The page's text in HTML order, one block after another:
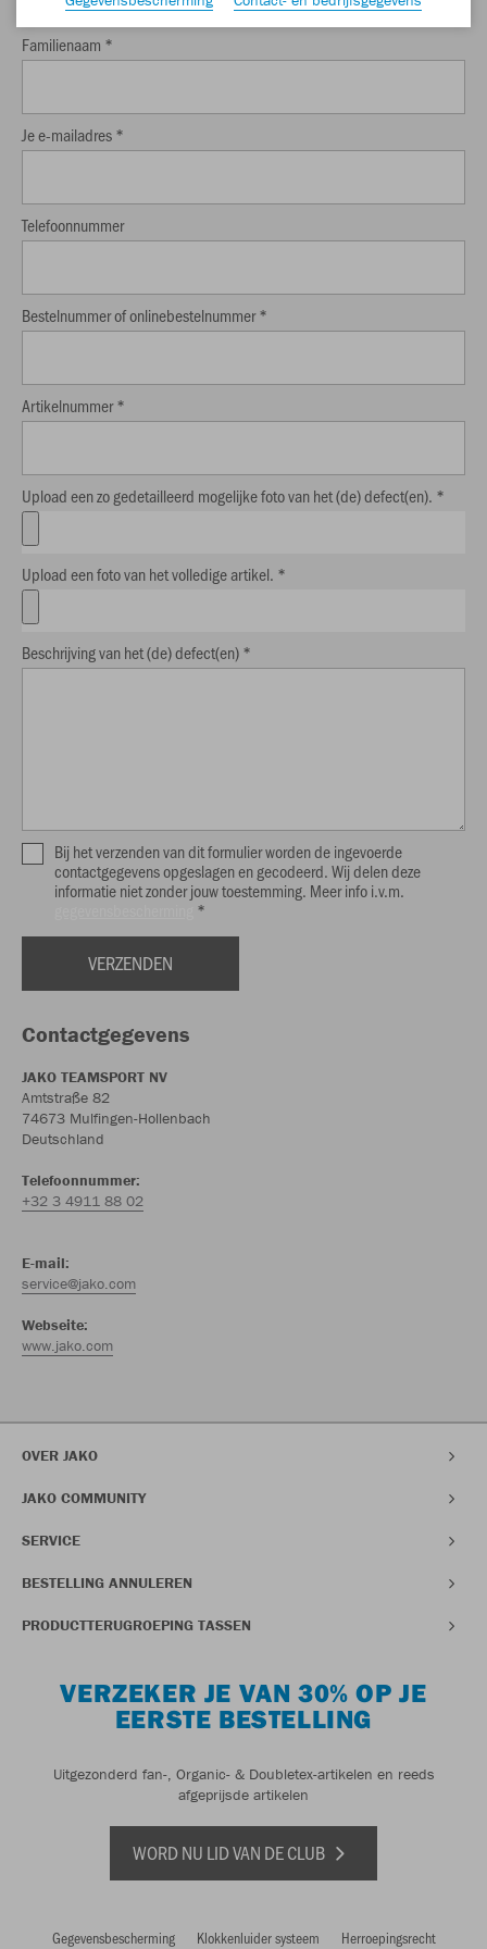
Familienaam *
Je e-mailadres *
Telefoonnummer
Bestelnummer of onlinebestelnummer *
Artikelnummer *
Upload een zo gedetailleerd mogelijke foto van het (de) defect(en). *
Upload een foto van het volledige artikel. *
Beschrijving van het (de) defect(en) *
Bij het verzenden van dit formulier worden de ingevoerde
contactgegevens opgeslagen en gecodeerd. Wij delen deze
informatie niet zonder jouw toestemming. Meer info i.v.m.
*
Contactgegevens
JAKO TEAMSPORT NV
Amtstraße 82
74673 Mulfingen-Hollenbach
Deutschland
Telefoonnummer:
+32 3 4911 88 02
E-mail:
service@jako.com
Webseite:
www.jako.com
OVER JAKO
JAKO COMMUNITY
SERVICE
BESTELLING ANNULEREN
PRODUCTTERUGROEPING TASSEN
VERZEKER JE VAN 30% OP JE
EERSTE BESTELLING
Uitgezonderd fan-, Organic- & Doubletex-artikelen en reeds
afgeprijsde artikelen
WORD NU LID VAN DE CLUB
Gegevensbescherming Klokkenluider systeem Herroepingsrecht